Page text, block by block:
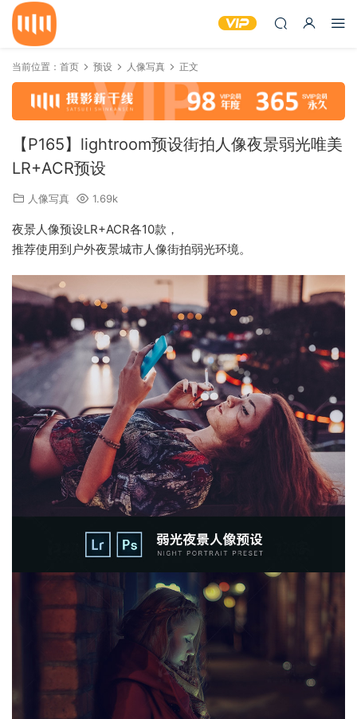
当前位置： 首页 预设 人像写真 正文
【P165】lightroom预设街拍人像夜景弱光唯美
LR+ACR预设
人像写真 1.69k
夜景人像预设LR+ACR各10款，
推荐使用到户外夜景城市人像街拍弱光环境。